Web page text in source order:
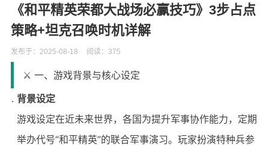
《和平精英荣都大战场必赢技巧》3步占点
策略+坦克召唤时机详解
发布于：2025-08-18 阅读：375
⚔️ 一、游戏背景与核心设定
背景设定
游戏设定在近未来世界，各国为提升军事协作能力，定期
举办代号“和平精英”的联合军事演习。玩家扮演特种兵参